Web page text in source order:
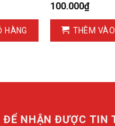
HÀNG
100.000₫
THÊM
NHẬN ĐƯỢC TIN